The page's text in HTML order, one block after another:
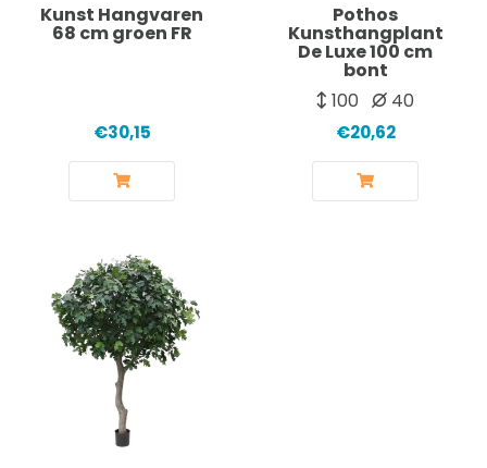
Kunst Hangvaren
68 cm groen FR
€30,15
Pothos
Kunsthangplant
De Luxe 100 cm
bont
100
40
€20,62